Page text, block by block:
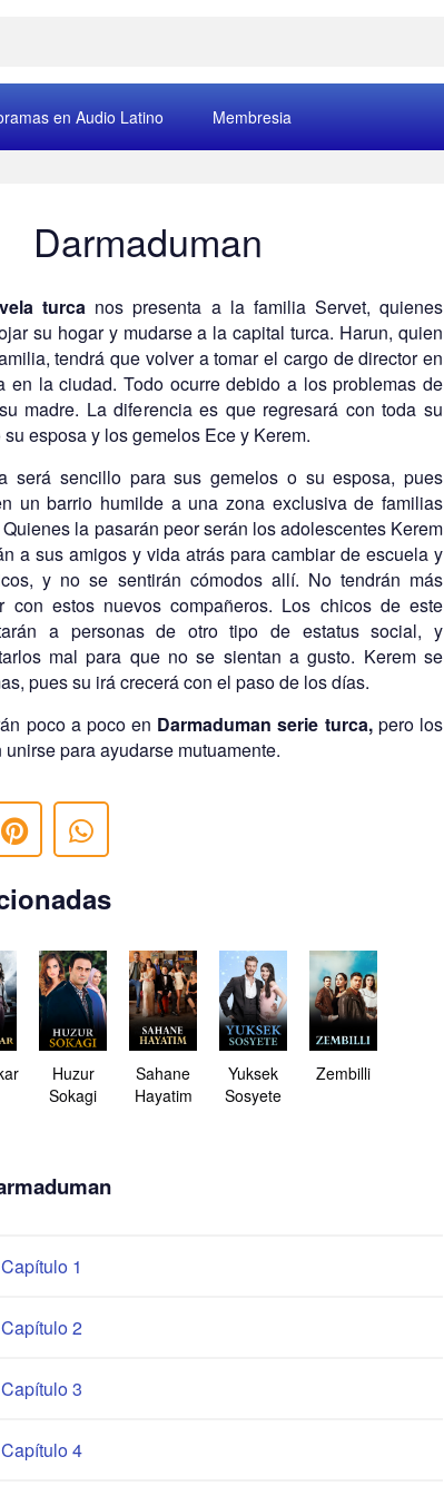
en Audio Latino Membresia
Darmaduman
turca nos presenta a la familia Servet, quienes
su hogar y mudarse a la capital turca. Harun, quien
tendrá que volver a tomar el cargo de director en
en la ciudad. Todo ocurre debido a los problemas de
madre. La diferencia es que regresará con toda su
esposa y los gemelos Ece y Kerem.
será sencillo para sus gemelos o su esposa, pues
un barrio humilde a una zona exclusiva de familias
la pasarán peor serán los adolescentes Kerem
a sus amigos y vida atrás para cambiar de escuela y
y no se sentirán cómodos allí. No tendrán más
con estos nuevos compañeros. Los chicos de este
a personas de otro tipo de estatus social, y
mal para que no se sientan a gusto. Kerem se
pues su irá crecerá con el paso de los días.
poco a poco en Darmaduman serie turca, pero los
para ayudarse mutuamente.
Huzur
Sokagi
Sahane
Hayatim
Yuksek
Sosyete
Zembilli
1
2
3
4